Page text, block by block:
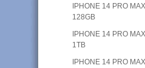
IPHONE 14 PRO
128GB
IPHONE 14 PRO
1TB
IPHONE 14 PRO